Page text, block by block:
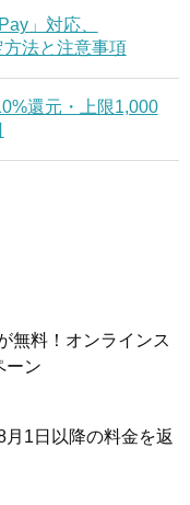
」対応、
法と注意事項
還元・上限1,000
無料！オンラインス
ーン
月1日以降の料金を返